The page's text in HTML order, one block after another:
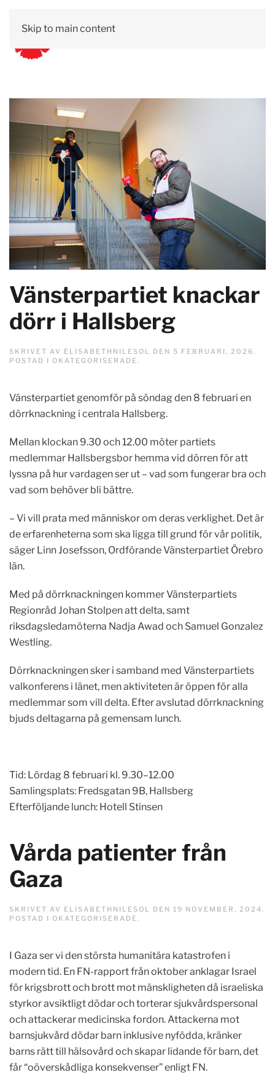
Skip to main content
Vänsterpartiet knackar
dörr i Hallsberg
SKRIVET AV ELISABETHNILESOL DEN 5 FEBRUARI, 2026 .
POSTAD I OKATEGORISERADE .
Vänsterpartiet genomför på söndag den 8 februari en
dörrknackning i centrala Hallsberg.
Mellan klockan 9.30 och 12.00 möter partiets
medlemmar Hallsbergsbor hemma vid dörren för att
lyssna på hur vardagen ser ut – vad som fungerar bra och
vad som behöver bli bättre.
– Vi vill prata med människor om deras verklighet. Det är
de erfarenheterna som ska ligga till grund för vår politik,
säger Linn Josefsson, Ordförande Vänsterpartiet Örebro
län.
Med på dörrknackningen kommer Vänsterpartiets
Regionråd Johan Stolpen att delta, samt
riksdagsledamöterna Nadja Awad och Samuel Gonzalez
Westling.
Dörrknackningen sker i samband med Vänsterpartiets
valkonferens i länet, men aktiviteten är öppen för alla
medlemmar som vill delta. Efter avslutad dörrknackning
bjuds deltagarna på gemensam lunch.
Tid: Lördag 8 februari kl. 9.30–12.00
Samlingsplats: Fredsgatan 9B, Hallsberg
Efterföljande lunch: Hotell Stinsen
Vårda patienter från
Gaza
SKRIVET AV ELISABETHNILESOL DEN 19 NOVEMBER, 2024 .
POSTAD I OKATEGORISERADE .
I Gaza ser vi den största humanitära katastrofen i
modern tid. En FN-rapport från oktober anklagar Israel
för krigsbrott och brott mot mänskligheten då israeliska
styrkor avsiktligt dödar och torterar sjukvårdspersonal
och attackerar medicinska fordon. Attackerna mot
barnsjukvård dödar barn inklusive nyfödda, kränker
barns rätt till hälsovård och skapar lidande för barn, det
får “oöverskådliga konsekvenser” enligt FN.